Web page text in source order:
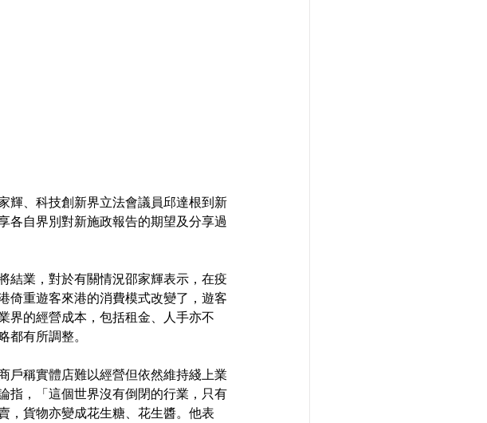
輝、科技創新界立法會議員邱達根到新
各自界別對新施政報告的期望及分享過
結業，對於有關情況邵家輝表示，在疫
倚重遊客來港的消費模式改變了，遊客
界的經營成本，包括租金、人手亦不
有所調整。
戶稱實體店難以經營但依然維持綫上業
指，「這個世界沒有倒閉的行業，只有
，貨物亦變成花生糖、花生醬。他表